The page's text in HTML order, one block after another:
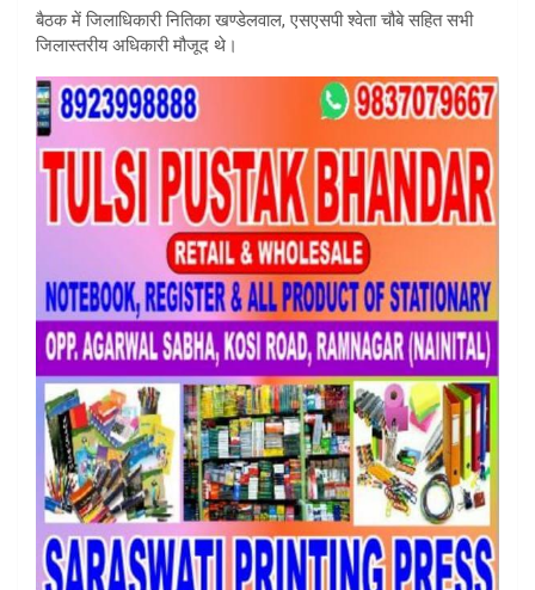
बैठक में जिलाधिकारी नितिका खण्डेलवाल, एसएसपी श्वेता चौबे सहित सभी
जिलास्तरीय अधिकारी मौजूद थे।